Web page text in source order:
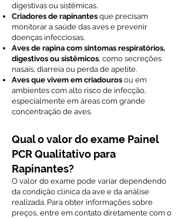
digestivas ou sistêmicas.
Criadores de rapinantes que precisam
monitorar a saúde das aves e prevenir
doenças infecciosas.
Aves de rapina com sintomas respiratórios,
digestivos ou sistêmicos, como secreções
nasais, diarreia ou perda de apetite.
Aves que vivem em criadouros ou em
ambientes com alto risco de infecção,
especialmente em áreas com grande
concentração de aves.
Qual o valor do exame Painel
PCR Qualitativo para
Rapinantes?
O valor do exame pode variar dependendo
da condição clínica da ave e da análise
realizada. Para obter informações sobre
preços, entre em contato diretamente com o